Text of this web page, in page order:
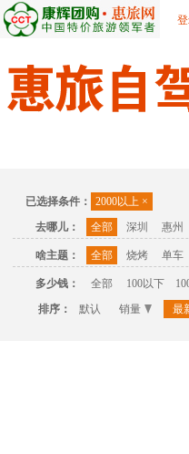
已选择条件： 2000以上 ×
去哪儿：
全部 深圳 惠州
啥主题： 全部 烧烤 单车
多少钱： 全部 100以下
排序：
默认 销量 最